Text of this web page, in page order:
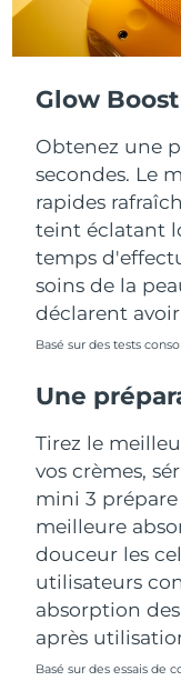
Glow Boost
Obtenez une
secondes. Le
rapides
teint éclatant
temps
soins de la
déclarent
Basé sur des tests
Une
Tirez le
vos crèmes,
mini 3
meilleure
douceur les
utilisateurs
absorption
après
Basé sur des essais de
Turquie
Émirats arabes
Royaume-Uni
États-Unis
Ouzbékistan
Viêt Nam